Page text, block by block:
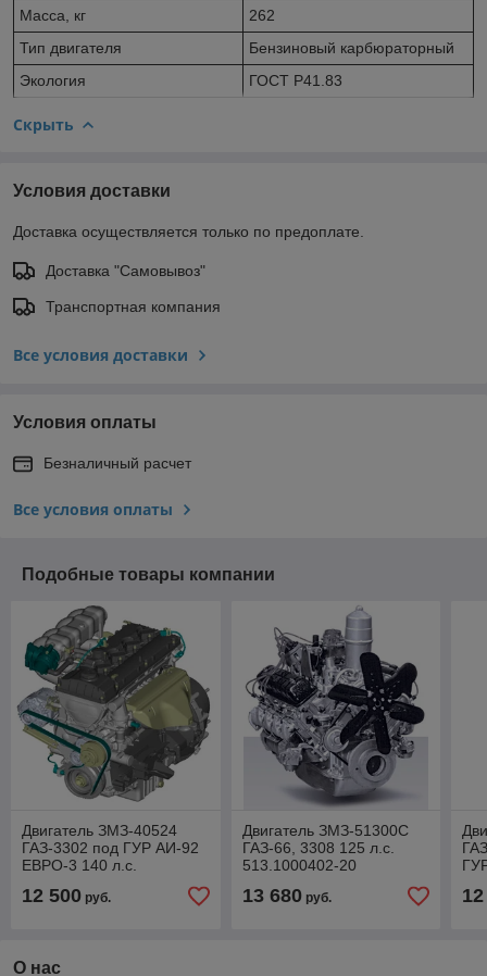
Масса, кг
262
Тип двигателя
Бензиновый карбюраторный
Экология
ГОСТ Р41.83
Скрыть
Условия доставки
Доставка осуществляется только по предоплате.
Доставка "Самовывоз"
Транспортная компания
Все условия доставки
Условия оплаты
Безналичный расчет
Все условия оплаты
Подобные товары компании
Двигатель ЗМЗ-40524
ГАЗ-3302 под ГУР АИ-92
ЕВРО-3 140 л.с.
12 500 руб.
Двигатель ЗМЗ-51300С
ГАЗ-66, 3308 125 л.с.
513.1000402-20
13 680руб.
О нас